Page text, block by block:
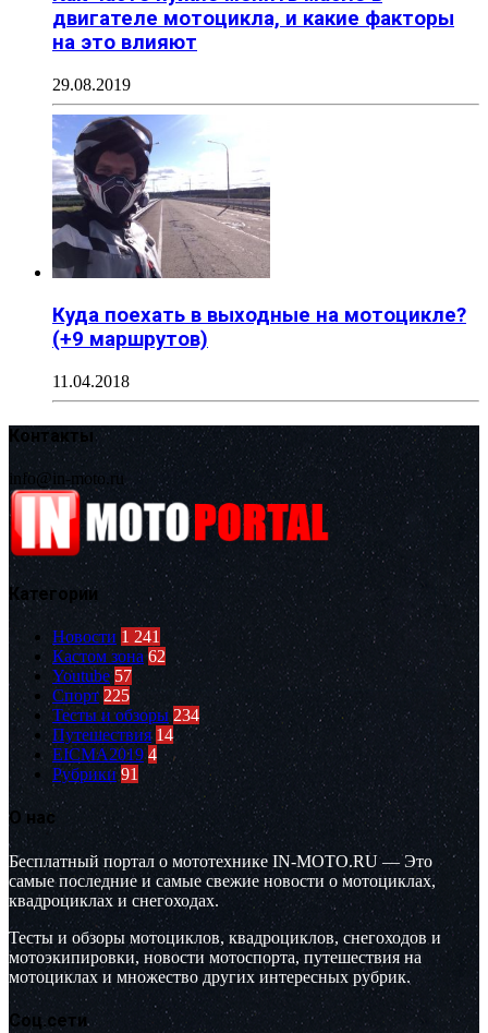
двигателе мотоцикла, и какие факторы
на это влияют
29.08.2019
Куда поехать в выходные на мотоцикле?
(+9 маршрутов)
11.04.2018
Контакты
info@in-moto.ru
Категории
Новости 1 241
Кастом зона 62
Youtube 57
Спорт 225
Тесты и обзоры 234
Путешествия 14
EICMA2019 4
Рубрики 91
О нас
Бесплатный портал о мототехнике IN-MOTO.RU — Это
самые последние и самые свежие новости о мотоциклах,
квадроциклах и снегоходах.
Тесты и обзоры мотоциклов, квадроциклов, снегоходов и
мотоэкипировки, новости мотоспорта, путешествия на
мотоциклах и множество других интересных рубрик.
Соц.сети